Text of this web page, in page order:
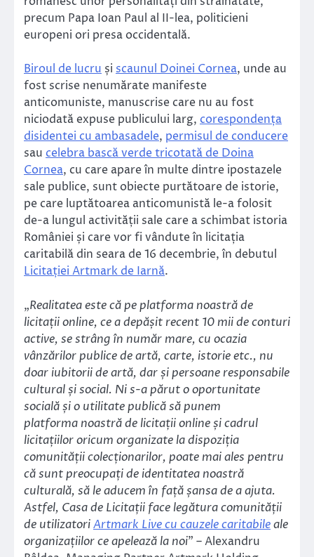
precum Papa Ioan Paul al II-lea, politicieni
europeni ori presa occidentală.
Biroul de lucru și scaunul Doinei Cornea, unde au
fost scrise nenumărate manifeste
anticomuniste, manuscrise care nu au fost
niciodată expuse publicului larg, corespondența
disidentei cu ambasadele, permisul de conducere
sau celebra bască verde tricotată de Doina
Cornea, cu care apare în multe dintre ipostazele
sale publice, sunt obiecte purtătoare de istorie,
pe care luptătoarea anticomunistă le-a folosit
de-a lungul activității sale care a schimbat istoria
României și care vor fi vândute în licitația
caritabilă din seara de 16 decembrie, în debutul
Licitației Artmark de Iarnă.
„Realitatea este că pe platforma noastră de
licitații online, ce a depășit recent 10 mii de conturi
active, se strâng în număr mare, cu ocazia
vânzărilor publice de artă, carte, istorie etc., nu
doar iubitorii de artă, dar și persoane responsabile
cultural și social. Ni s-a părut o oportunitate
socială și o utilitate publică să punem
platforma noastră de licitații online și cadrul
licitațiilor oricum organizate la dispoziția
comunității colecționarilor, poate mai ales pentru
că sunt preocupați de identitatea noastră
culturală, să le aducem în față șansa de a ajuta.
Astfel, Casa de Licitații face legătura comunității
de utilizatoriArtmark Live cu cauzele caritabileale
organizațiilor ce apelează la noi” – Alexandru